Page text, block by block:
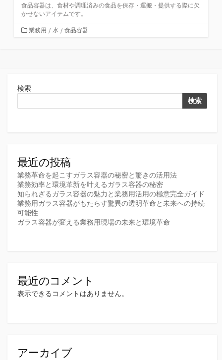
食品容器は、食材や調理済みの食品を保存・運搬・提供する際に欠
かせないアイテムです。
カ業務用 / 水 / 食品容器
検索
検索
最近の投稿
業務革命を起こすガラス容器の秘密と驚きの活用法
業務効率と環境革新を叶えるガラス容器の秘密
知られざるガラス容器の魅力と業務用活用の極意完全ガイド
業務用ガラス容器がもたらす驚異の透明革命と未来への持続
可能性
ガラス容器が変える業務用現場の未来と環境革命
最近のコメント
表示できるコメントはありません。
アーカイブ